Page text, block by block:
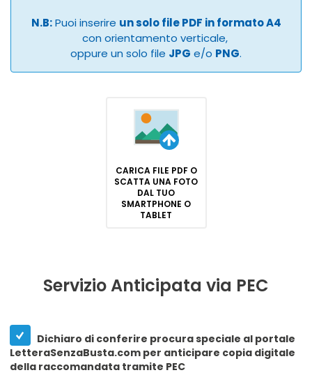
N.B:Puoi inserire un solo file PDF in formato A4
con orientamento verticale,
oppure un solo file JPG e/o PNG.
CARICA FILE PDF O
SCATTA UNA FOTO
DAL TUO
SMARTPHONE O
TABLET
Servizio Anticipata via PEC
Dichiaro di conferire procura speciale al portale
LetteraSenzaBusta.com per anticipare copia digitale
della raccomandata tramite PEC